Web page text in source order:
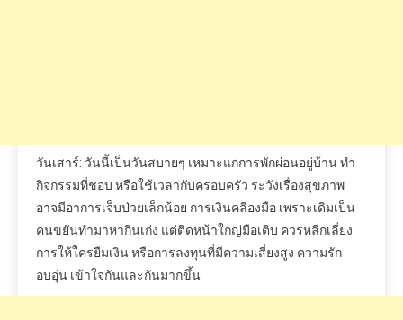
วันเสาร์: วันนี้เป็นวันสบายๆ เหมาะแก่การพักผ่อนอยู่บ้าน ทำ
กิจกรรมที่ชอบ หรือใช้เวลากับครอบครัว ระวังเรื่องสุขภาพ
อาจมีอาการเจ็บป่วยเล็กน้อย การเงินคลีองมือ เพราะเดิมเป็น
คนขยันทำมาหากินเก่ง แต่ติดหน้าใกญ่มือเติบ ควรหลีกเลี่ยง
การให้ใครยืมเงิน หรือการลงทุนที่มีความเสี่ยงสูง ความรัก
อบอุ่น เข้าใจกันและกันมากขึ้น